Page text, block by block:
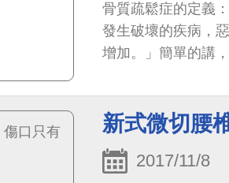
骨質疏鬆症的定義
發生破壞的疾病，
增加。」簡單的講
新式微切腰
2017/11/8